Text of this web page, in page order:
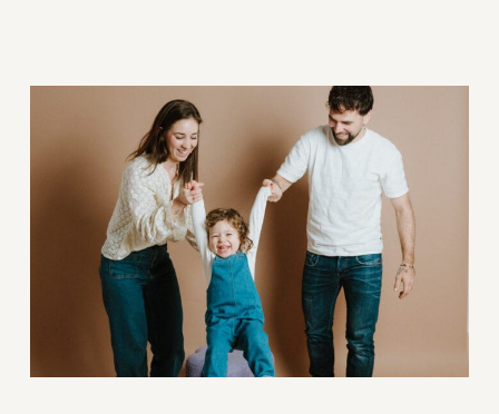
SÉANCE
PHOTO
GROSSESSE
À
GRENOBLE
:
LE
GUIDE
COMPLET